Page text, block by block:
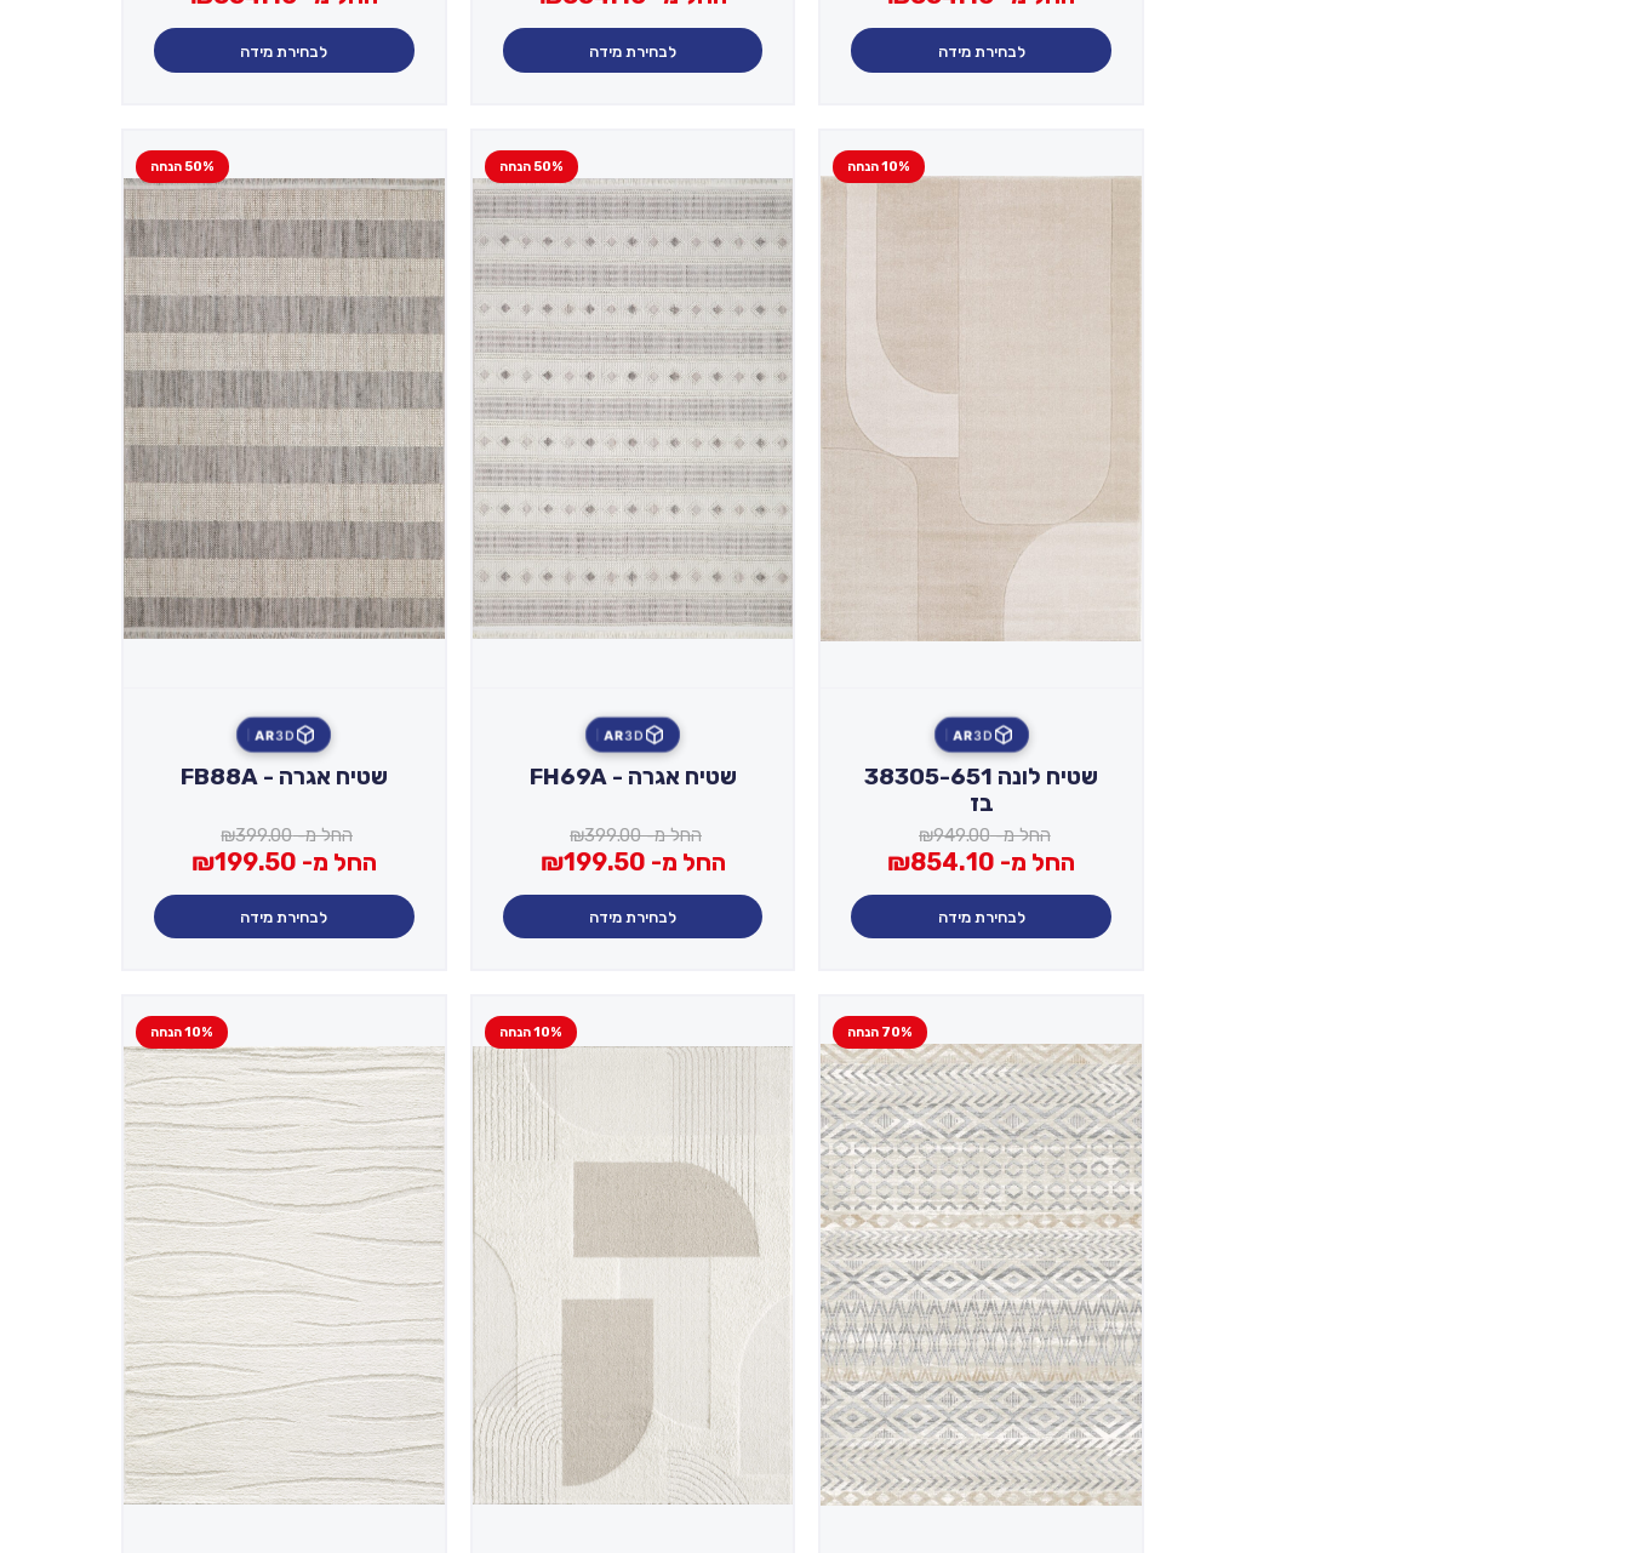
לבחירת מידה לבחירת מידה לבחירת מידה
10% הנחה
3D
AR
שטיח לונה 38305-651
בז
החל מ- ₪949.00
החל מ- ₪854.10
לבחירת מידה
50% הנחה
3D
AR
שטיח אגרה - FH69A
החל מ- ₪399.00
החל מ- ₪199.50
לבחירת מידה
50% הנחה
3D
AR
שטיח אגרה - FB88A
החל מ- ₪399.00
החל מ- ₪199.50
לבחירת מידה
70% הנחה 10% הנחה 10% הנחה